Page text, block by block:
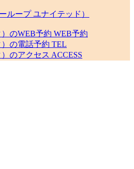
WEB予約
TEL
ACCESS